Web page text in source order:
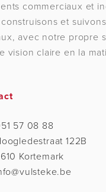
commerciaux et
et
avec notre propre
vision claire en la
57 08 88
122B
Kortemark